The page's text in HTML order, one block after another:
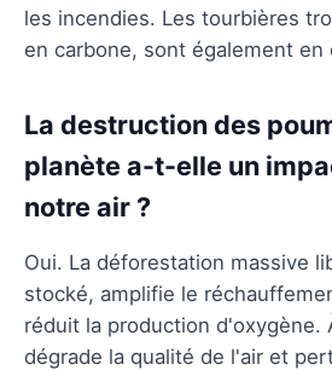
les incendies. Les tourbières
en carbone, sont également en
La destruction des
planète a-t-elle un
notre air ?
Oui. La déforestation massive
stocké, amplifie le
réduit la production d'oxygène.
dégrade la qualité de l'air et